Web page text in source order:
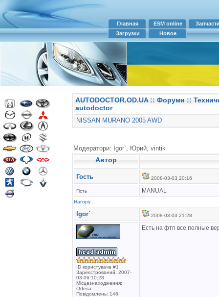
Главная ESM online
Загрузки
Новое
AUTODOCTOR.OD.UA:: Форуми ::
autodoctor
NISSAN MURANO 2005 AWD
Модератори: Igor`, Юрий, vintik
Автор
Гость 2008-03-03 20:16
Гість MANUAL
Нагору
Igor` 2008-03-03 21:28
ID користувача #1
Зареєстрований: 2007-
03-06 10:28
Місцезнаходження:
Odesa
Повідомлень: 146
Есть на фтп все полные